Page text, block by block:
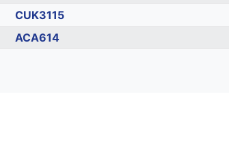
CUK3115
ACA614